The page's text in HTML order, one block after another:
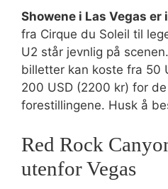
Showene i Las Vegas
fra Cirque du Soleil til
U2 står jevnlig på
billetter kan koste fra 50
200 USD (2200 kr) for
forestillingene. Husk å
Red Rock
utenfor Vegas